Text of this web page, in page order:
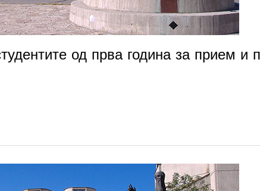
од прва година за прием и